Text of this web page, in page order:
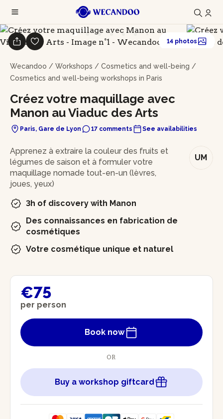
Wecandoo / Workshops / Cosmetics and well-being /
Cosmetics and well-being workshops in Paris
Créez votre maquillage avec
Manon au Viaduc des Arts
Paris, Gare de Lyon 17 comments See availabilities
14 photos
In brief
UM
Apprenez à extraire la couleur des fruits et
légumes de saison et à formuler votre
maquillage nomade tout-en-un (lèvres,
joues, yeux)
3h of discovery with Manon
Des connaissances en fabrication de
cosmétiques
Votre cosmétique unique et naturel
€75
per person
Book now
OR
Buy a workshop giftcard